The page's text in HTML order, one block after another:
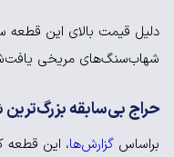
دلیل قیمت بالای این قطعه
شهاب‌سنگ‌های مریخی
حراج بی‌سابقه
براساس گزارش‌ها، این قطعه